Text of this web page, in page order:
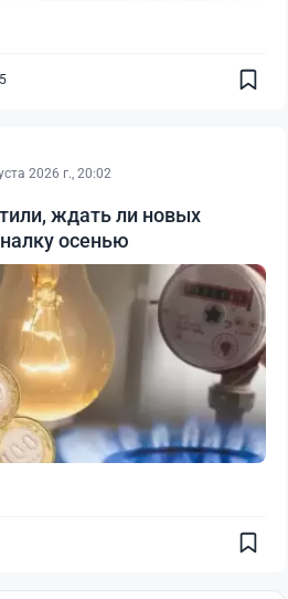
2026 г., 20:02
ждать ли новых
осенью